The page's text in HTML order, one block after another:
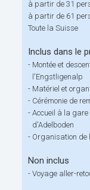
à partir de 31
à partir de 61
Toute la Suisse
Inclus dans le
- Montée et
l'Engstligenalp
- Matériel et
- Cérémonie de
- Accueil à la
d'Adelboden
- Organisation de
Non inclus
- Voyage aller-